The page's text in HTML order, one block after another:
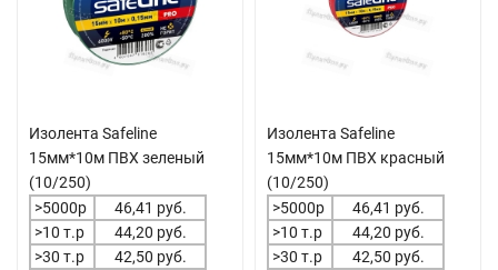
Изолента Safeline
15мм*10м ПВХ зеленый
(10/250)
>5000р
46,41 руб.
>10 т.р
44,20 руб.
>30 т.р
42,50 руб.
Изолента Safeline
15мм*10м ПВХ красный
(10/250)
>5000р
46,41 руб.
>10 т.р
44,20 руб.
>30 т.р
42,50 руб.